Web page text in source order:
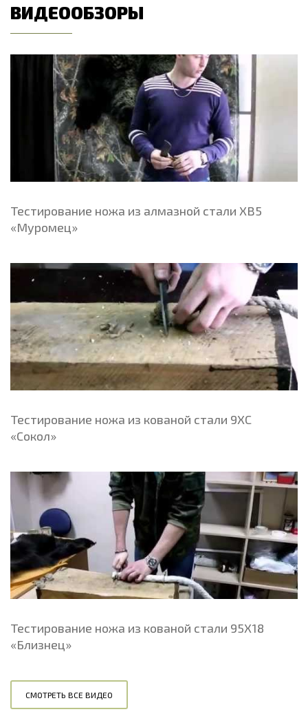
ВИДЕООБЗОРЫ
Тестирование ножа из алмазной стали ХВ5
«Муромец»
Тестирование ножа из кованой стали 9ХС
«Сокол»
Тестирование ножа из кованой стали 95Х18
«Близнец»
СМОТРЕТЬ ВСЕ ВИДЕО